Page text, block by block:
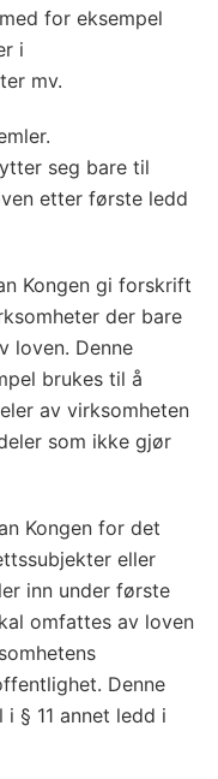
for eksempel
i
mv.
seg bare til
etter første ledd
Kongen gi forskrift
der bare
loven. Denne
brukes til å
av virksomheten
som ikke gjør
Kongen for det
eller
inn under første
omfattes av loven
Denne
§ 11 annet ledd i